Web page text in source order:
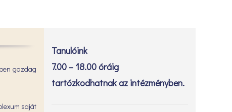
gazdag
saját
Tanulóink
7.00 – 18.00 óráig
tartózkodhatnak az intézményben.